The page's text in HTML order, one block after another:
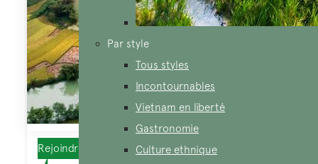
Par style
Tous styles
Incontournables
Vietnam en liberté
Gastronomie
Culture ethnique
Rejoindre un groupe, Incontournables